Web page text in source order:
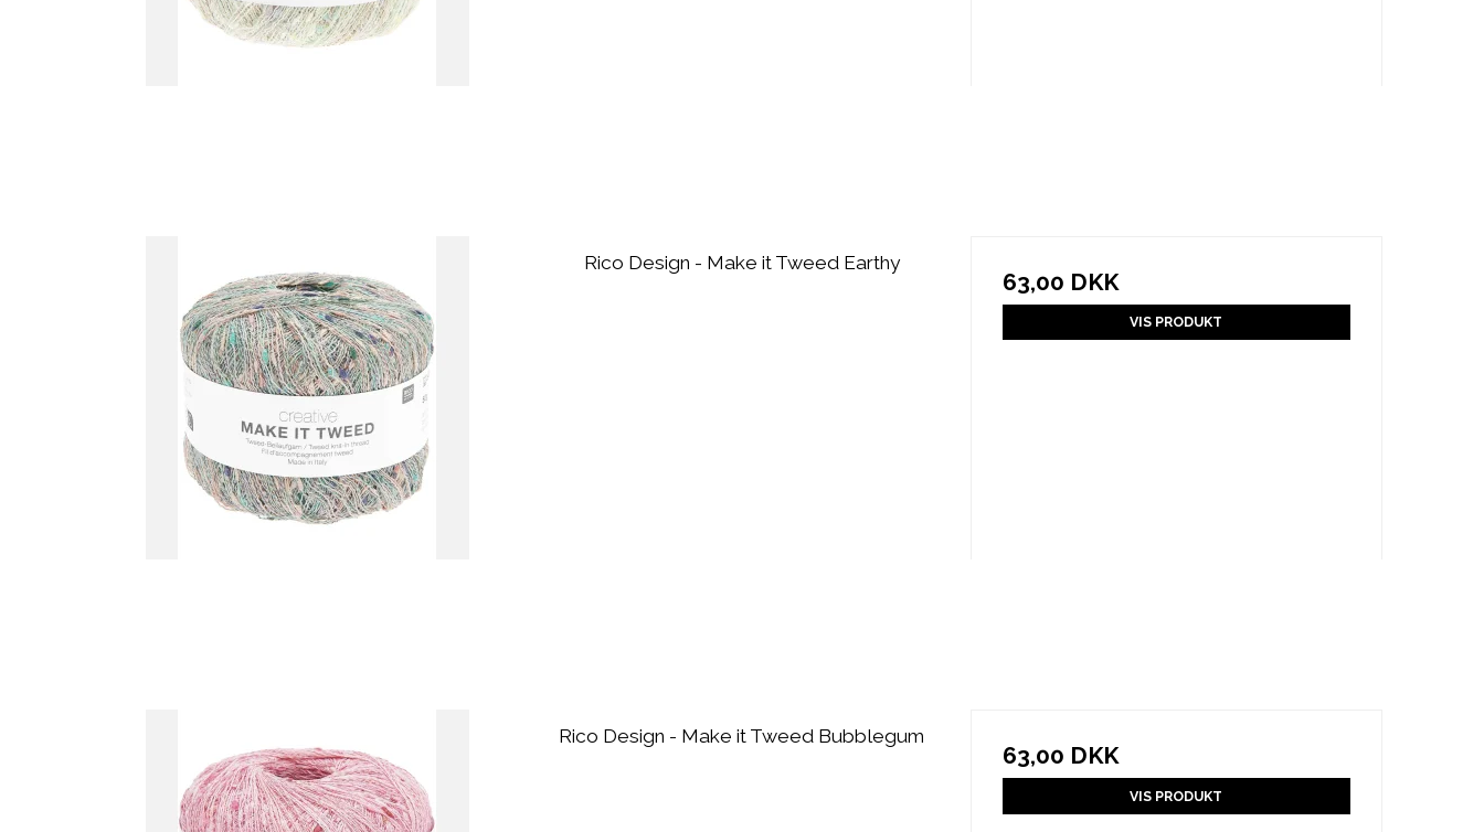
Rico Design - Make it Tweed Earthy
63,00 DKK
VIS PRODUKT
Rico Design - Make it Tweed Bubblegum
63,00 DKK
VIS PRODUKT